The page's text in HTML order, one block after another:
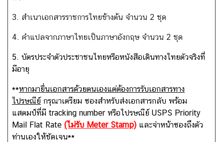
ก
ศ
ถ
า
ม
-
ต
อ
3. สำเนาเอกสารราชการไทยข้างต้น จำนวน 2 ชุด
4. คำแปลจากภาษาไทยเป็นภาษาอังกฤษ จำนวน 2 ชุด
5. บัตรประจำตัวประชาชนไทยหรือหนังสือเดินทางไทยตัวจริงที่
มีอายุ
**หากมายื่นเอกสารด้วยตนเองแต่ต้องการรับเอกสารทาง
ไปรษณีย์ กรุณาเตรียม ซองสำหรับส่งเอกสารกลับ พร้อม
แสตมป์ที่มี tracking number หรือไปรษณีย์ USPS Priority
Mail Flat Rate (ไม่รับ Meter Stamp) และจ่าหน้าซองถึงตัว
ท่านเองให้ชัดเจน**